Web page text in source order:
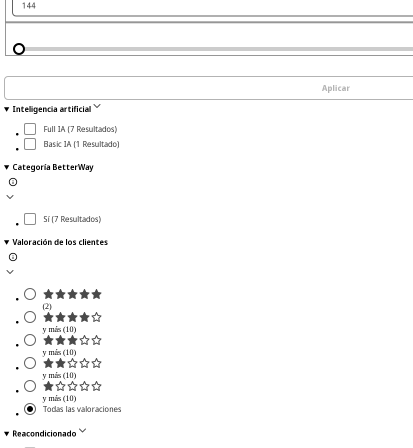
Aplicar
Inteligencia artificial
Full IA (7 Resultados)
Basic IA (1 Resultado)
Categoría BetterWay
Sí (7 Resultados)
Valoración de los clientes
(2)
y más (10)
y más (10)
y más (10)
y más (10)
Todas las valoraciones
Reacondicionado